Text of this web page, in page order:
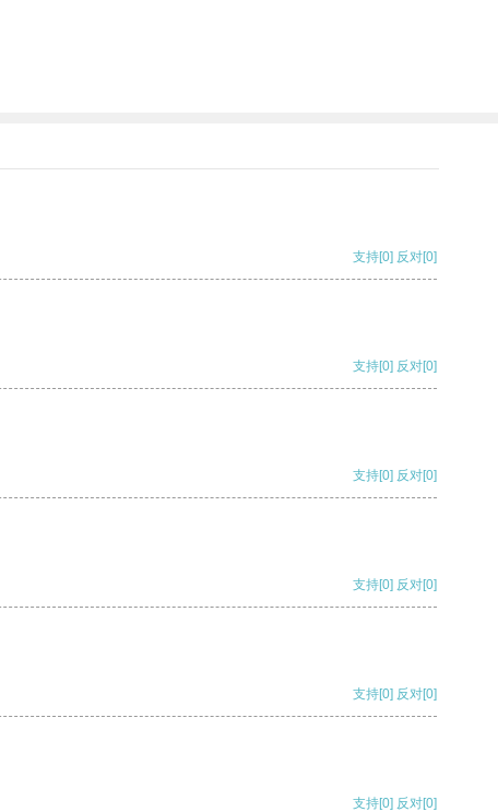
支持[0] 反对[0]
支持[0] 反对[0]
支持[0] 反对[0]
支持[0] 反对[0]
支持[0] 反对[0]
支持[0] 反对[0]